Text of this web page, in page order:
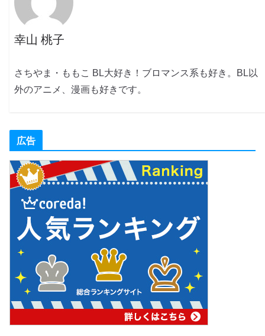
幸山 桃子
さちやま・ももこ BL大好き！ブロマンス系も好き。BL以
外のアニメ、漫画も好きです。
広告